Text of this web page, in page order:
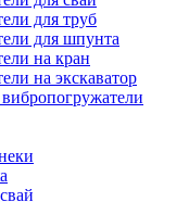
для труб
для шпунта
на кран
на экскаватор